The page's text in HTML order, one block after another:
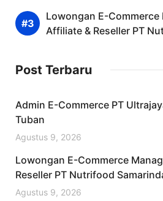
Lowongan E-
Affiliate & Reseller PT
Post Terbaru
Admin E-Commerce PT
Tuban
Agustus 9, 2026
Lowongan E-Commerce
Reseller PT Nutrifood
(Lamar Sekarang)
Agustus 9, 2026